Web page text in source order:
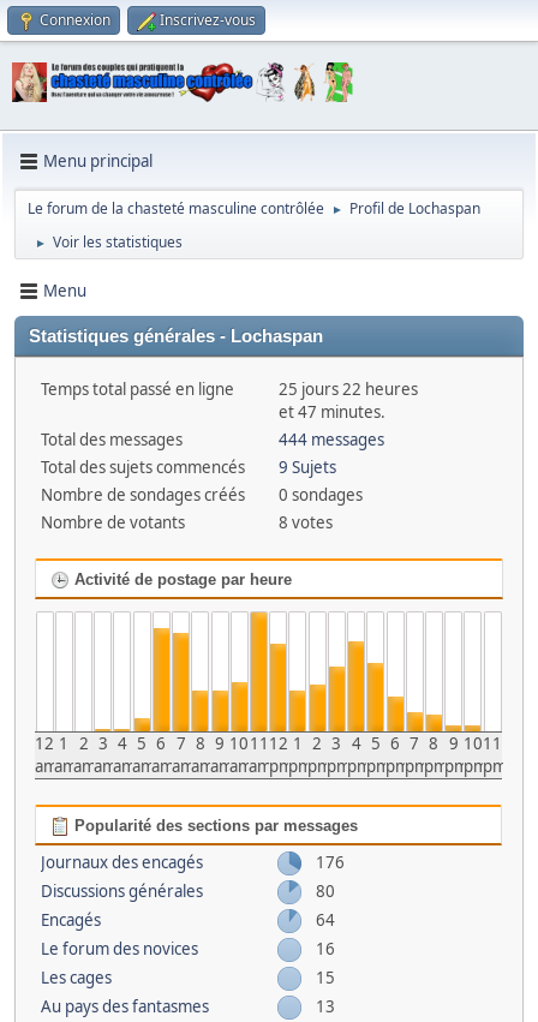
Connexion Inscrivez-vous
Menu principal
Le forum de la chasteté masculine contrôlée ► Profil de Lochaspan
► Voir les statistiques
Menu
Statistiques générales - Lochaspan
Temps total passé en ligne
25 jours 22 heures
et 47 minutes.
Total des messages
444 messages
Total des sujets commencés
9 Sujets
Nombre de sondages créés
0 sondages
Nombre de votants
8 votes
Activité de postage par heure
12
am
1
am
2
am
3
am
4
am
5
am
6
am
7
am
8
am
9
am
10
am
11
am
12
pm
1
pm
2
pm
3
pm
4
pm
5
pm
6
pm
7
pm
8
pm
9
pm
10
pm
11
pm
Popularité des sections par messages
Journaux des encagés
176
Discussions générales
80
Encagés
64
Le forum des novices
16
Les cages
15
Au pays des fantasmes
13